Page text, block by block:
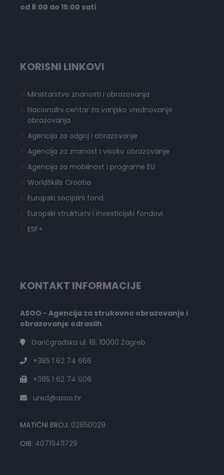
od 8:00 do 15:00 sati
KORISNI LINKOVI
Ministarstvo znanosti i obrazovanja
Nacionalni centar za vanjsko vrednovanje
obrazovanja
Agencija za odgoj i obrazovanje
Agencija za znanost i visoko obrazovanje
Agencija za mobilnost i programe EU
WorldSkills Croatia
Europski socijalni fond
Europski strukturni i investicijski fondovi
ESF+
KONTAKT INFORMACIJE
ASOO - Agencija za strukovno obrazovanje i
obrazovanje odraslih
Garićgradska ul. 18, 10000 Zagreb
+385 1 62 74 666
+385 1 62 74 606
ured@asoo.hr
MATIČNI BROJ: 02650029
OIB: 40719411729